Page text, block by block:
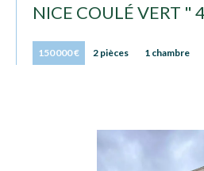
NICE COULÉ VERT "
150 000 € 2 pièces 1 chambre